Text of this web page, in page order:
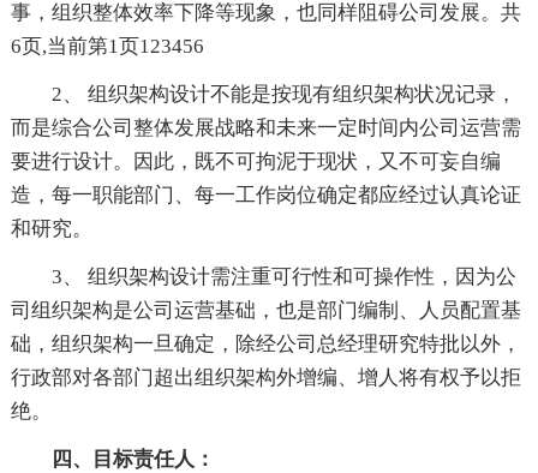
事，组织整体效率下降等现象，也同样阻碍公司发展。共
6页,当前第1页123456
2、 组织架构设计不能是按现有组织架构状况记录，
而是综合公司整体发展战略和未来一定时间内公司运营需
要进行设计。因此，既不可拘泥于现状，又不可妄自编
造，每一职能部门、每一工作岗位确定都应经过认真论证
和研究。
3、 组织架构设计需注重可行性和可操作性，因为公
司组织架构是公司运营基础，也是部门编制、人员配置基
础，组织架构一旦确定，除经公司总经理研究特批以外，
行政部对各部门超出组织架构外增编、增人将有权予以拒
绝。
四、目标责任人：